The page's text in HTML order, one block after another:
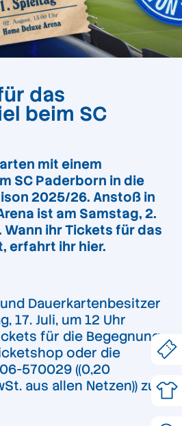
das
beim SC
mit einem
SC Paderborn in die
2025/26. Anstoß in
ist am Samstag, 2.
Wann ihr Tickets für das
erfahrt ihr hier.
Dauerkartenbesitzer
17. Juli, um 12 Uhr
für die Begegnung
oder die
570029 ((0,20
aus allen Netzen)) zu